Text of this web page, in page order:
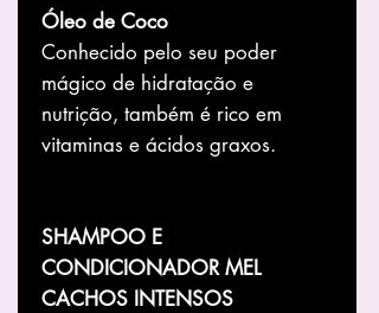
Óleo de Coco
Conhecido pelo seu poder
mágico de hidratação e
nutrição, também é rico em
vitaminas e ácidos graxos.
SHAMPOO E
CONDICIONADOR MEL
CACHOS INTENSOS